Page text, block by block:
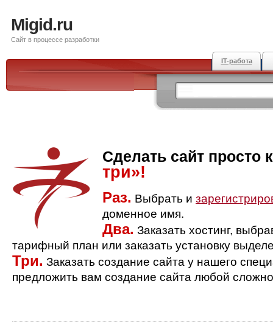
Migid.ru
Сайт в процессе разработки
IT-работа
Сделать сайт просто
три»!
Раз. Выбрать и
доменное имя.
Два. Заказать хостинг,
тарифный план или заказать установку
Три. Заказать создание сайта у нашего
предложить вам создание сайта любой